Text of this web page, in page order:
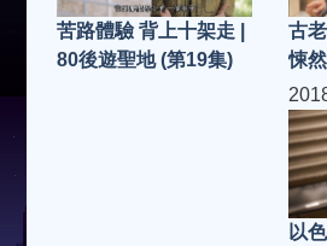
苦路體驗 背上十架走 |
80後遊聖地 (第19集)
古
悚
18
以